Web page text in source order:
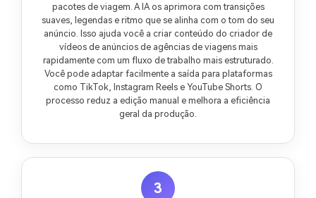
pacotes de viagem. A IA os aprimora com transições
suaves, legendas e ritmo que se alinha com o tom do seu
anúncio. Isso ajuda você a criar conteúdo do criador de
vídeos de anúncios de agências de viagens mais
rapidamente com um fluxo de trabalho mais estruturado.
Você pode adaptar facilmente a saída para plataformas
como TikTok, Instagram Reels e YouTube Shorts. O
processo reduz a edição manual e melhora a eficiência
geral da produção.
3